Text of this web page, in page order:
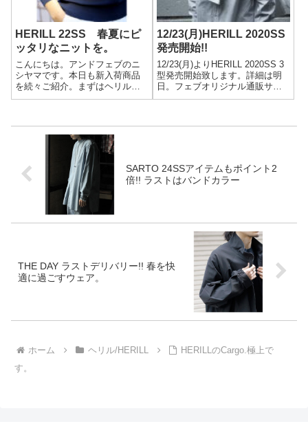
HERILL 22SS 春夏にピ
ッタリなニットを。
こんにちは。アンドフェブのニ
シヤマです。本日も新入荷商品
を続々ご紹介。まずはヘリルの
セカンドデリバリー！シャリっ
12/23(月)HERILL 2020SS
発売開始!!
12/23(月)よりHERILL 2020SS 3
型発売開始致します。詳細は明
日。フェブオリジナル通販サイ
ト【and Pheb Stor(E) — アンド
SARTO 24SSアイテムもポイント2
倍!! ラストはバンドカラー
THE DAY ラストデリバリー!! 春を快
適に過ごすウェア。
ホーム ヘリル/HERILL
HERILLのCargo.極上で
す。